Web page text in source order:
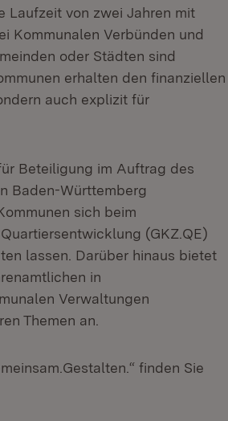
Laufzeit von zwei Jahren mit
Kommunalen Verbünden und
oder Städten sind
erhalten den finanziellen
auch explizit für
Beteiligung im Auftrag des
Baden-Württemberg
sich beim
(GKZ.QE)
lassen. Darüber hinaus bietet
in
Verwaltungen
Themen an.
finden Sie